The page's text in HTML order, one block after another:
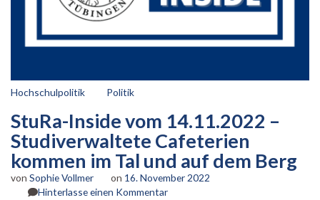
Hochschulpolitik Politik
StuRa-Inside vom 14.11.2022 –
Studiverwaltete Cafeterien
kommen im Tal und auf dem Berg
von Sophie Vollmer on 16. November 2022
Hinterlasse einen Kommentarzu